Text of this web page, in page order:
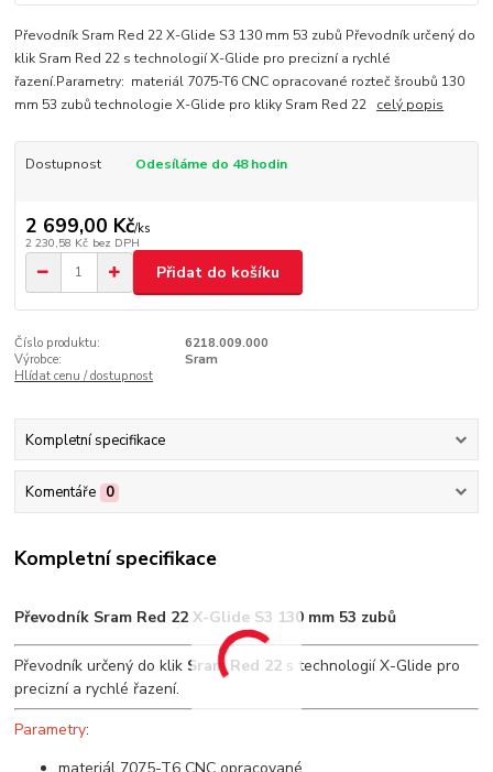
Převodník Sram Red 22 X-Glide S3 130 mm 53 zubů Převodník určený do
klik Sram Red 22 s technologií X-Glide pro precizní a rychlé
řazení.Parametry: materiál 7075-T6 CNC opracované rozteč šroubů 130
mm 53 zubů technologie X-Glide pro kliky Sram Red 22 celý popis
Dostupnost Odesíláme do 48 hodin
2 699,00 Kč/ks
2 230,58 Kč bez DPH
Přidat do košíku
Číslo produktu:
6218.009.000
Výrobce:
Sram
Hlídat cenu / dostupnost
Kompletní specifikace
Komentáře 0
Kompletní specifikace
Převodník Sram Red 22 X-Glide S3 130 mm 53 zubů
Převodník určený do klik Sram Red 22 s technologií X-Glide pro
precizní a rychlé řazení.
Parametry: